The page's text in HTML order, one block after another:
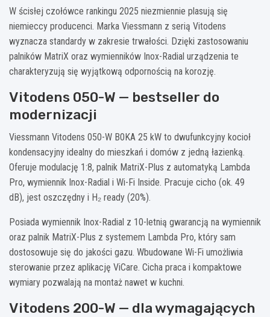
W ścisłej czołówce rankingu 2025 niezmiennie plasują się
niemieccy producenci. Marka Viessmann z serią Vitodens
wyznacza standardy w zakresie trwałości. Dzięki zastosowaniu
palników MatriX oraz wymienników Inox-Radial urządzenia te
charakteryzują się wyjątkową odpornością na korozję.
Vitodens 050-W — bestseller do
modernizacji
Viessmann Vitodens 050-W B0KA 25 kW to dwufunkcyjny kocioł
kondensacyjny idealny do mieszkań i domów z jedną łazienką.
Oferuje modulację 1:8, palnik MatriX-Plus z automatyką Lambda
Pro, wymiennik Inox-Radial i Wi-Fi Inside. Pracuje cicho (ok. 49
dB), jest oszczędny i H₂ ready (20%).
Posiada wymiennik Inox-Radial z 10-letnią gwarancją na wymiennik
oraz palnik MatriX-Plus z systemem Lambda Pro, który sam
dostosowuje się do jakości gazu. Wbudowane Wi-Fi umożliwia
sterowanie przez aplikację ViCare. Cicha praca i kompaktowe
wymiary pozwalają na montaż nawet w kuchni.
Vitodens 200-W — dla wymagających